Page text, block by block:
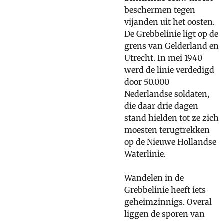
beschermen tegen
vijanden uit het oosten.
De Grebbelinie ligt op de
grens van Gelderland en
Utrecht. In mei 1940
werd de linie verdedigd
door 50.000
Nederlandse soldaten,
die daar drie dagen
stand hielden tot ze zich
moesten terugtrekken
op de Nieuwe Hollandse
Waterlinie.
Wandelen in de
Grebbelinie heeft iets
geheimzinnigs. Overal
liggen de sporen van